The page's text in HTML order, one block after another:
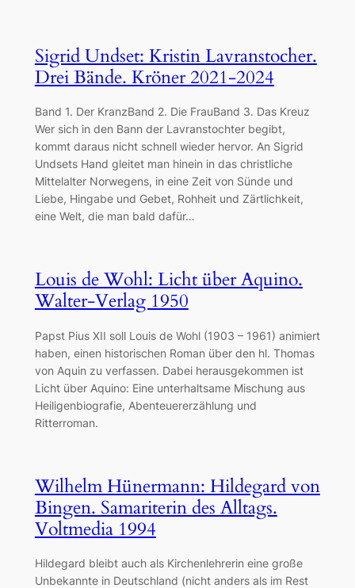
Sigrid Undset: Kristin Lavranstocher.
Drei Bände. Kröner 2021-2024
Band 1. Der KranzBand 2. Die FrauBand 3. Das Kreuz
Wer sich in den Bann der Lavranstochter begibt,
kommt daraus nicht schnell wieder hervor. An Sigrid
Undsets Hand gleitet man hinein in das christliche
Mittelalter Norwegens, in eine Zeit von Sünde und
Liebe, Hingabe und Gebet, Rohheit und Zärtlichkeit,
eine Welt, die man bald dafür…
Louis de Wohl: Licht über Aquino.
Walter-Verlag 1950
Papst Pius XII soll Louis de Wohl (1903 – 1961) animiert
haben, einen historischen Roman über den hl. Thomas
von Aquin zu verfassen. Dabei herausgekommen ist
Licht über Aquino: Eine unterhaltsame Mischung aus
Heiligenbiografie, Abenteuererzählung und
Ritterroman.
Wilhelm Hünermann: Hildegard von
Bingen. Samariterin des Alltags.
Voltmedia 1994
Hildegard bleibt auch als Kirchenlehrerin eine große
Unbekannte in Deutschland (nicht anders als im Rest